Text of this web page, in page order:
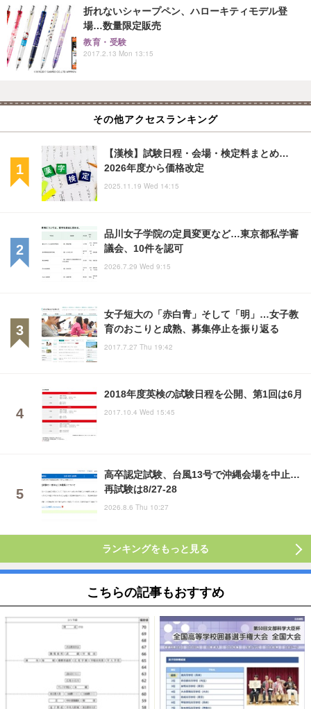
折れないシャープペン、ハローキティモデル登
場…数量限定販売
教育・受験
2017.2.13 Mon 13:15
その他アクセスランキング
【漢検】試験日程・会場・検定料まとめ…
2026年度から価格改定
2025.11.19 Wed 14:15
品川女子学院の定員変更など…東京都私学審
議会、10件を認可
2026.7.29 Wed 9:15
女子短大の「赤白青」そして「明」…女子教
育のおこりと成熟、募集停止を振り返る
2017.7.27 Thu 19:42
2018年度英検の試験日程を公開、第1回は6月
2017.10.4 Wed 15:45
高卒認定試験、台風13号で沖縄会場を中止…
再試験は8/27-28
2026.8.6 Thu 10:27
ランキングをもっと見る
こちらの記事もおすすめ